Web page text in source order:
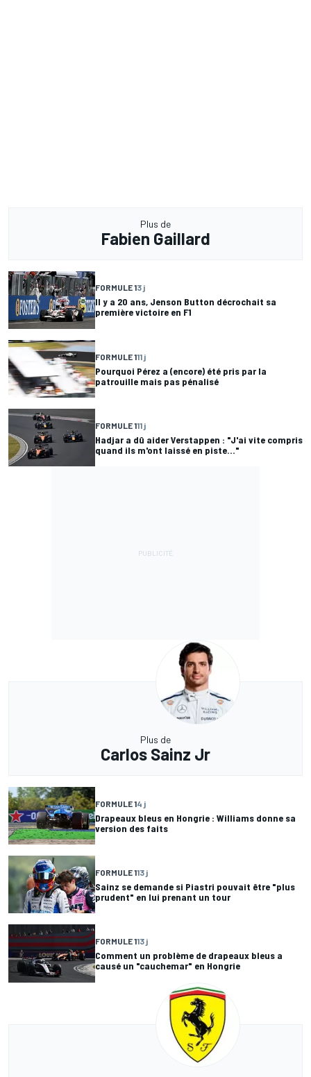
Plus de
Fabien Gaillard
FORMULE 13 j
Il y a 20 ans, Jenson Button décrochait sa
première victoire en F1
FORMULE 111 j
Pourquoi Pérez a (encore) été pris par la
patrouille mais pas pénalisé
FORMULE 111 j
Hadjar a dû aider Verstappen : "J'ai vite compris
quand ils m'ont laissé en piste..."
Plus de
Carlos Sainz Jr
FORMULE 14 j
Drapeaux bleus en Hongrie : Williams donne sa
version des faits
FORMULE 113 j
Sainz se demande si Piastri pouvait être "plus
prudent" en lui prenant un tour
FORMULE 113 j
Comment un problème de drapeaux bleus a
causé un "cauchemar" en Hongrie